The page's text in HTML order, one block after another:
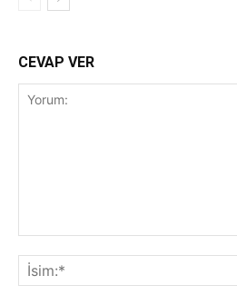
CEVAP VER